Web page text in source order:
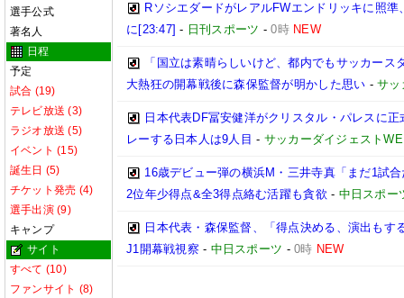
選手公式
著名人
日程
予定
試合 (19)
テレビ放送 (3)
ラジオ放送 (5)
イベント (15)
誕生日 (5)
チケット発売 (4)
選手出演 (9)
キャンプ
サイト
すべて (10)
ファンサイト (8)
RソシエダードがレアルFWエンドリッキに照
に[23:47] - 日刊スポーツ -0時 NEW
「国立は素晴らしいけど、都内でもサッカー
大熱狂の開幕戦後に森保監督が明かした思い -サッ
日本代表DF冨安健洋がクリスタル・パレスに
レーする日本人は9人目 - サッカーダイジェスト
16歳デビュー弾の横浜M・三井寺真「まだ1試
2位年少得点&全3得点絡む活躍も貪欲 - 中日スポー
日本代表・森保監督、「得点決める、演出も
J1開幕戦視察 - 中日スポーツ -0時 NEW